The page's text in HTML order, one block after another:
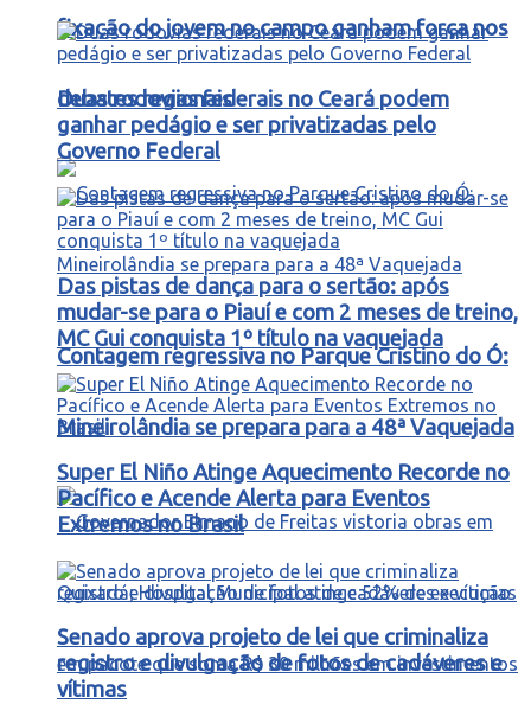
fixação do jovem no campo ganham força nos
debates regionais
Contagem regressiva no Parque Cristino do Ó:
Mineirolândia se prepara para a 48ª Vaquejada
Duas rodovias federais no Ceará podem
ganhar pedágio e ser privatizadas pelo
Governo Federal
Das pistas de dança para o sertão: após
mudar-se para o Piauí e com 2 meses de treino,
MC Gui conquista 1º título na vaquejada
Super El Niño Atinge Aquecimento Recorde no
Pacífico e Acende Alerta para Eventos
Extremos no Brasil
Senado aprova projeto de lei que criminaliza
registro e divulgação de fotos de cadáveres e
vítimas